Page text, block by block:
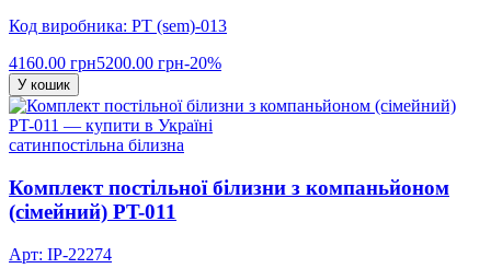
Код виробника: PT (sem)-013
4160.00 грн5200.00 грн-20%
У кошик
сатинпостільна білизна
Комплект постільної білизни з компаньйоном
(сімейний) PT-011
Арт: IP-22274